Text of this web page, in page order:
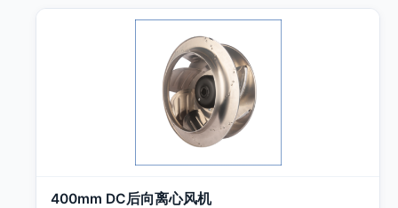
400mm DC后向离心风机